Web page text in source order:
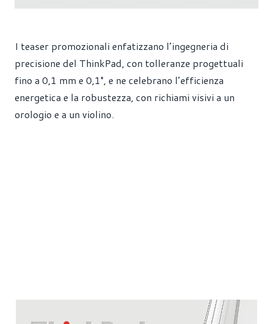
I teaser promozionali enfatizzano l’ingegneria di
precisione del ThinkPad, con tolleranze progettuali
fino a 0,1 mm e 0,1°, e ne celebrano l’efficienza
energetica e la robustezza, con richiami visivi a un
orologio e a un violino.